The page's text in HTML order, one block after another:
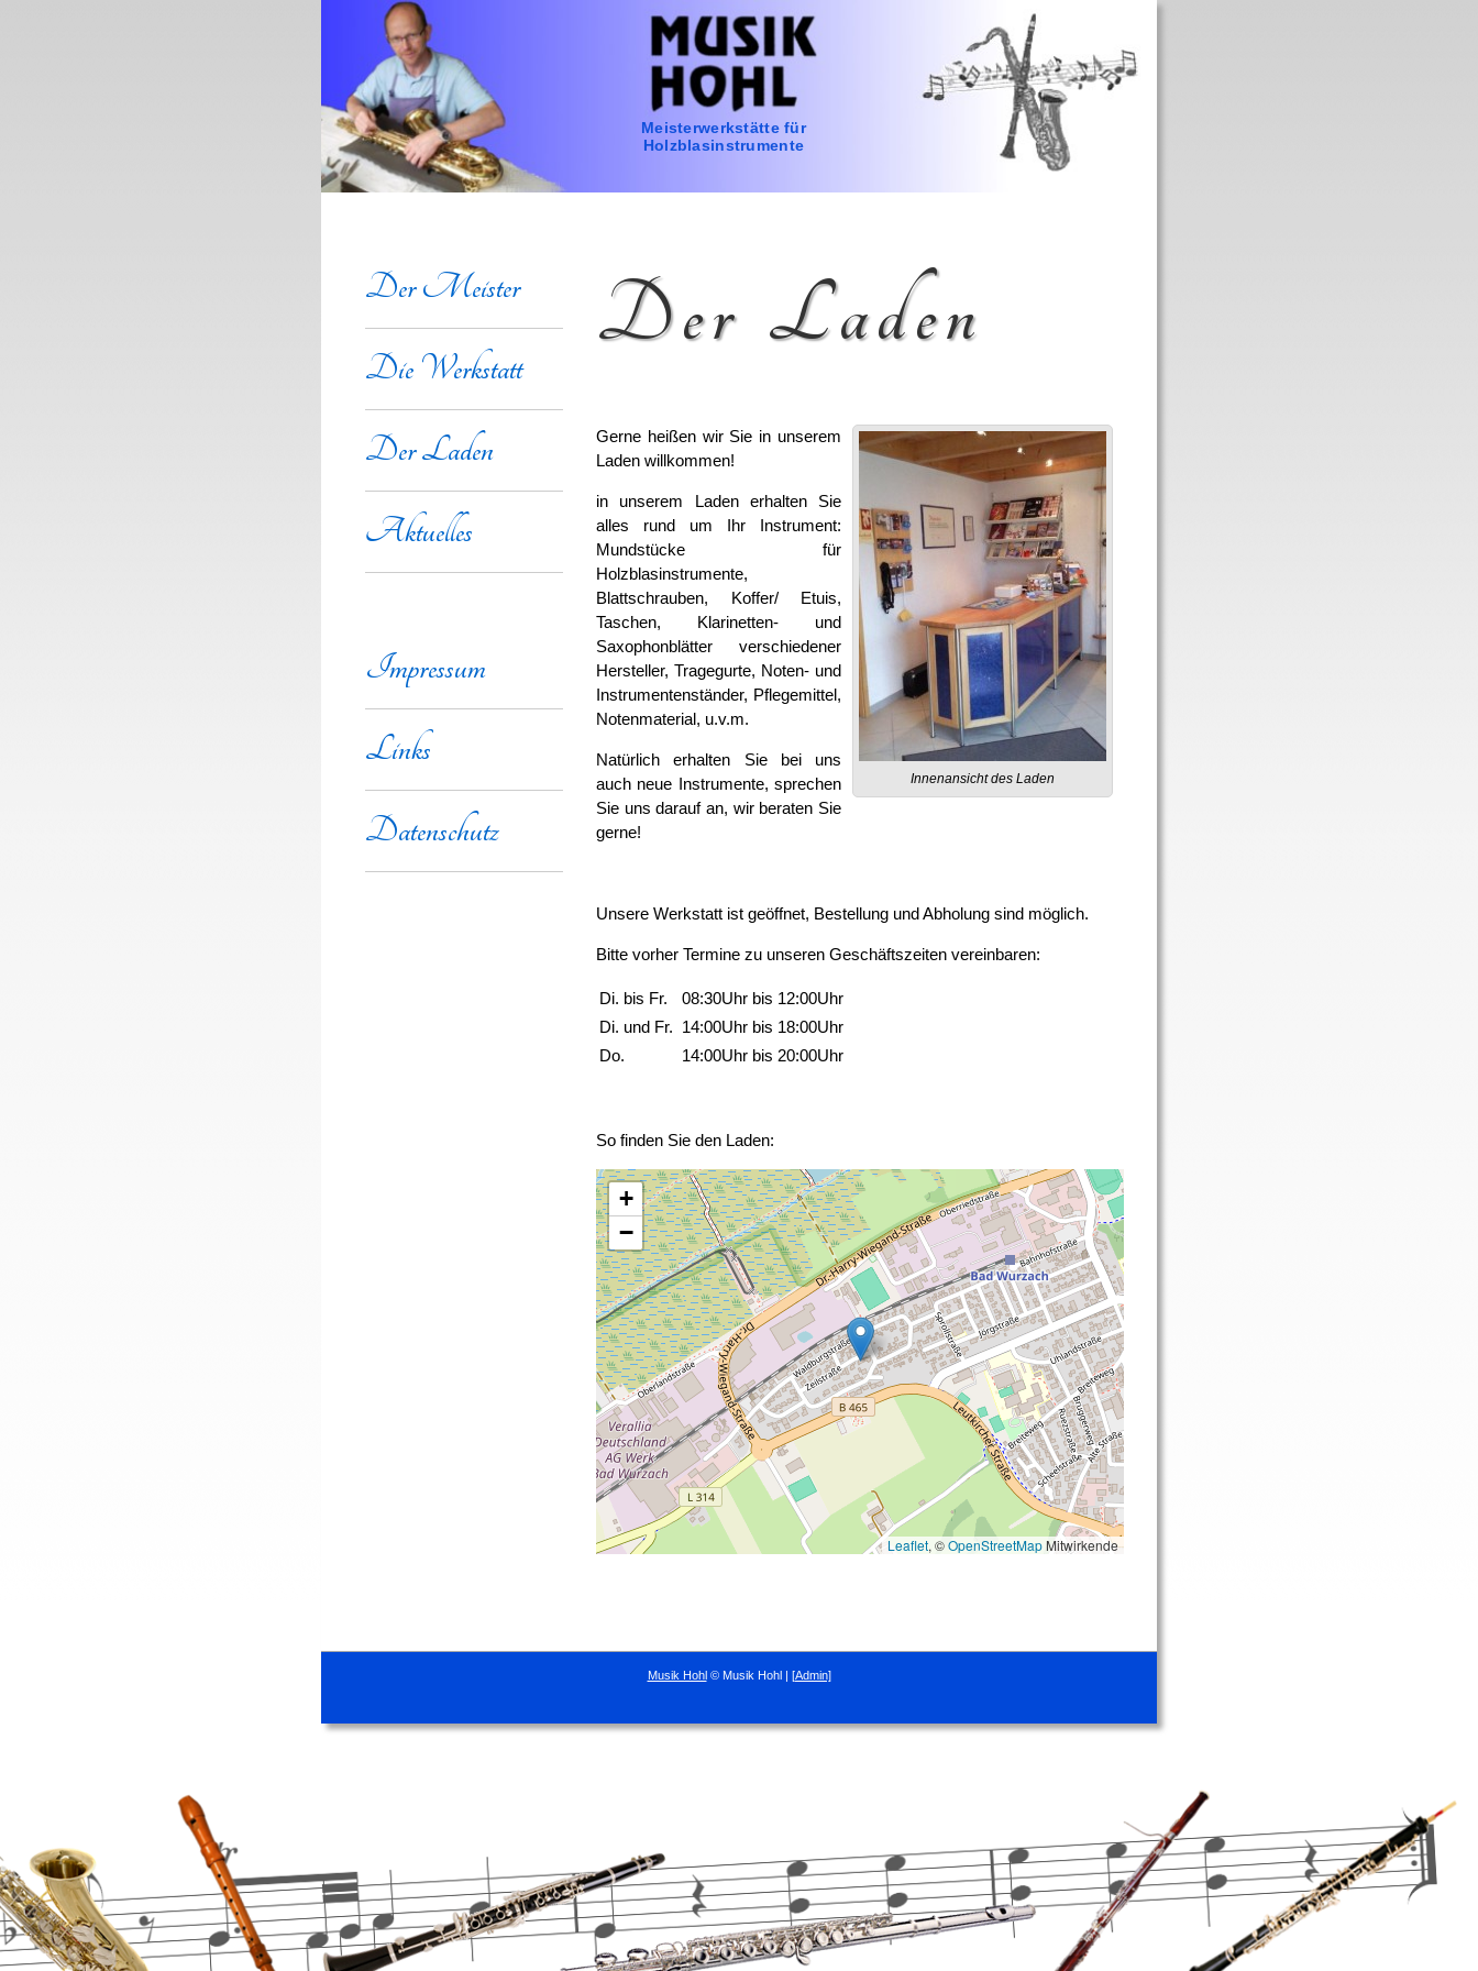
Meisterwerkstätte für
Holzblasinstrumente
Der Meister
Die Werkstatt
Der Laden
Aktuelles
Impressum
Links
Datenschutz
Der Laden
Innenansicht des Laden
Gerne heißen wir Sie in unserem
Laden willkommen!
in unserem Laden erhalten Sie
alles rund um Ihr Instrument:
Mundstücke für
Holzblasinstrumente,
Blattschrauben, Koffer/ Etuis,
Taschen, Klarinetten- und
Saxophonblätter verschiedener
Hersteller, Tragegurte, Noten- und
Instrumentenständer, Pflegemittel,
Notenmaterial, u.v.m.
Natürlich erhalten Sie bei uns
auch neue Instrumente, sprechen
Sie uns darauf an, wir beraten Sie
gerne!
Unsere Werkstatt ist geöffnet, Bestellung und Abholung sind möglich.
Bitte vorher Termine zu unseren Geschäftszeiten vereinbaren:
Di. bis Fr.
08:30Uhr bis 12:00Uhr
Di. und Fr. 14:00Uhr bis 18:00Uhr
Do.
14:00Uhr bis 20:00Uhr
So finden Sie den Laden:
+
−
Leaflet, ©OpenStreetMapMitwirkende
Musik Hohl© Musik Hohl | [Admin]